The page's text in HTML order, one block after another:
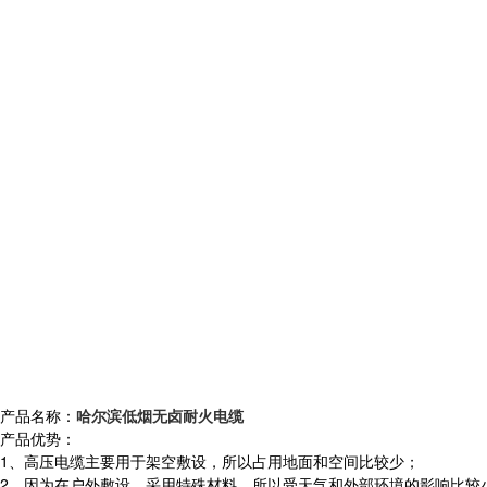
产品名称： 哈尔滨低烟无卤耐火电缆
产品优势：
1、高压电缆主要用于架空敷设，所以占用地面和空间比较少；